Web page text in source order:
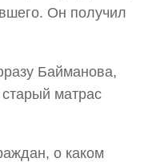
Он получил
Байманова,
матрас
о каком